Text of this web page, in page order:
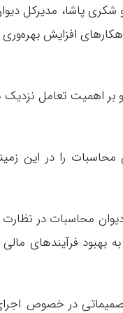
پاشا، مدیرکل
افزایش بهره‌وری
بر اهمیت تعامل نزدیک
را در این
محاسبات در نظارت
بهبود فرآیندهای
در خصوص